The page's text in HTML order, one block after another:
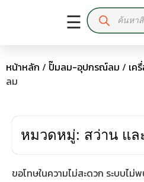
☰
หน้าหลัก / ปั๊มลม-อุปกรณ์ลม / เค
ลม
หมวดหมู่: สว่าน แล
ขอโทษในความไม่สะดวก ระบบไ